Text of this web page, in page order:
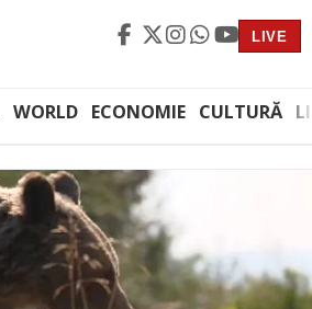
LIVE
WORLD ECONOMIE CULTURĂ